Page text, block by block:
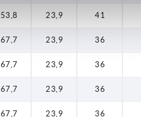
53,8 23,9 41
67,7 23,9 36
67,7 23,9 36
67,7 23,9 36
67,7 23,9 36